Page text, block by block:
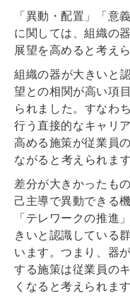
「異動・配置」「意
に関しては、組織の
展望を高めると考え
組織の器が大きいと
望との相関が高い項
られました。すなわ
行う直接的なキャリ
高める施策が従業員
ながると考えられます
差分が大きかったも
己主導で異動できる
「テレワークの推進
きいと認識している
います。つまり、器
する施策は従業員の
くなると考えられます